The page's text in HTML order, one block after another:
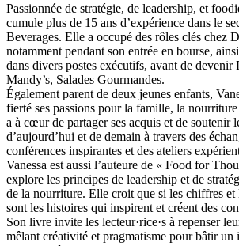
Passionnée de stratégie, de leadership, et
cumule plus de 15 ans d’expérience dans le
Beverages. Elle a occupé des rôles clés chez
notamment pendant son entrée en bourse,
dans divers postes exécutifs, avant de devenir
Mandy’s, Salades Gourmandes.
Également parent de deux jeunes enfants,
fierté ses passions pour la famille, la
a à cœur de partager ses acquis et de soutenir
d’aujourd’hui et de demain à travers des
conférences inspirantes et des ateliers
Vanessa est aussi l’auteure de « Food for
explore les principes de leadership et de
de la nourriture. Elle croit que si les chiffres
sont les histoires qui inspirent et créent des
Son livre invite les lecteur·rice·s à repenser
mêlant créativité et pragmatisme pour bâtir un